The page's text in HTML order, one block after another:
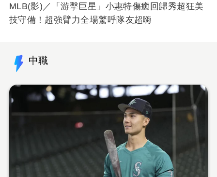
MLB(影)／「游擊巨星」小惠特傷癒回歸秀超狂美
技守備！超強臂力全場驚呼隊友超嗨
中職